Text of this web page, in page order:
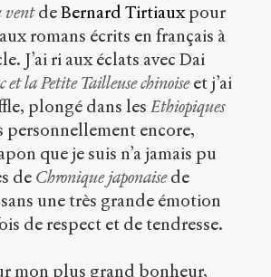
ventdeBernard Tirtiaux pour
romans écrits en français à
J’ai ri aux éclats avec Dai
et la Petite Tailleuse chinoiseet j’ai
plongé dans les Ethiopiques
personnellement encore,
que je suis n’a jamais pu
de Chronique japonaisede
sans une très grande émotion
de respect et de tendresse.
mon plus grand bonheur,